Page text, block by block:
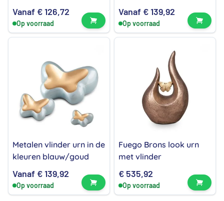
Vanaf €126,72
Op voorraad Bekijk product
Vanaf €139,92
Op voorraad
Metalen vlinder urn in de
kleuren blauw/goud
Vanaf €139,92
Op voorraad Bekijk product
Fuego Brons look urn
met vlinder
€ 535,92
Op voorraad